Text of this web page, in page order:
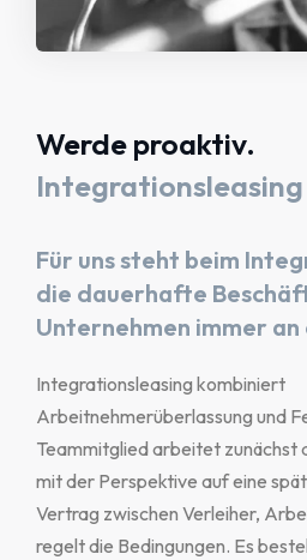
Werde proaktiv.
Integrationsleasing
Für uns steht beim
die dauerhafte
Unternehmen immer
Integrationsleasing kombiniert
Arbeitnehmerüberlassung und
Teammitglied arbeitet zunächst
mit der Perspektive auf eine
Vertrag zwischen Verleiher,
regelt die Bedingungen. Es